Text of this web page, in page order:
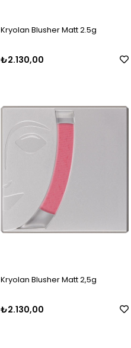
Kryolan Blusher Matt 2.5g
₺2.130,00
Kryolan Blusher Matt 2,5g
₺2.130,00